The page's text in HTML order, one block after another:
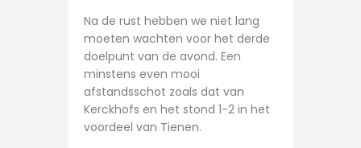
Na de rust hebben we niet lang
moeten wachten voor het derde
doelpunt van de avond. Een
minstens even mooi
afstandsschot zoals dat van
Kerckhofs en het stond 1-2 in het
voordeel van Tienen.